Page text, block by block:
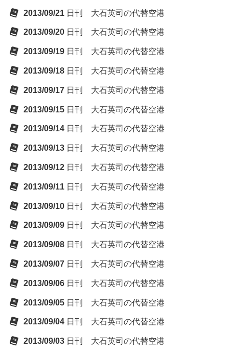
2013/09/21 日刊 大石英司の代替空港
2013/09/20 日刊 大石英司の代替空港
2013/09/19 日刊 大石英司の代替空港
2013/09/18 日刊 大石英司の代替空港
2013/09/17 日刊 大石英司の代替空港
2013/09/15 日刊 大石英司の代替空港
2013/09/14 日刊 大石英司の代替空港
2013/09/13 日刊 大石英司の代替空港
2013/09/12 日刊 大石英司の代替空港
2013/09/11 日刊 大石英司の代替空港
2013/09/10 日刊 大石英司の代替空港
2013/09/09 日刊 大石英司の代替空港
2013/09/08 日刊 大石英司の代替空港
2013/09/07 日刊 大石英司の代替空港
2013/09/06 日刊 大石英司の代替空港
2013/09/05 日刊 大石英司の代替空港
2013/09/04 日刊 大石英司の代替空港
2013/09/03 日刊 大石英司の代替空港